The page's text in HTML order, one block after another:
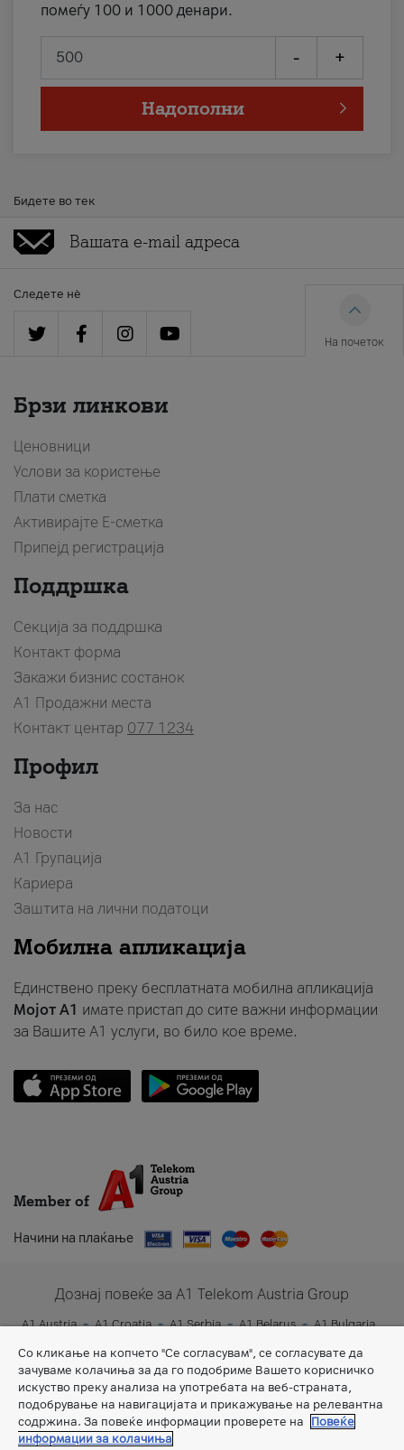
помеѓу 100 и 1000 денари.
- +
Надополни
Бидете во тек
Следете нè
На почеток
Брзи линкови
Ценовници
Услови за користење
Плати сметка
Активирајте Е-сметка
Припејд регистрација
Поддршка
Секција за поддршка
Контакт форма
Закажи бизнис состанок
A1 Продажни места
Контакт центар 077 1234
Профил
За нас
Новости
А1 Групација
Кариера
Заштита на лични податоци
Мобилна апликација
Единствено преку бесплатната мобилна апликација
Мојот A1 имате пристап до сите важни информации
за Вашите A1 услуги, во било кое време.
Member of
Начини на плаќање
Дознај повеќе за A1 Telekom Austria Group
A1 Austria A1 Croatia A1 Serbia A1 Belarus
A1 Bulgaria
A1 Slovenia
A1 Digital
Со кликање на копчето "Се согласувам", се согласувате да
зачуваме колачиња за да го подобриме Вашето корисничко
искуство преку анализа на употребата на веб-страната,
подобрување на навигацијата и прикажување на релевантна
содржина. За повеќе информации проверете на
Повеќе
информации за колачиња